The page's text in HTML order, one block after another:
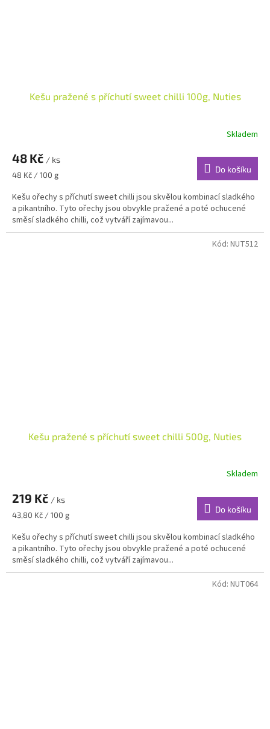
Kešu pražené s příchutí sweet chilli 100g, Nuties
Skladem
48 Kč / ks
Měrná
48 Kč / 100 g
Do košíku
Kešu ořechy s příchutí sweet chilli jsou skvělou kombinací sladkého
a pikantního. Tyto ořechy jsou obvykle pražené a poté ochucené
směsí sladkého chilli, což vytváří zajímavou...
Kešu pražené s příchutí sweet chilli 500g, Nuties
Skladem
219 Kč / ks
Měrná
43,80 Kč / 100 g
Do košíku
Kešu ořechy s příchutí sweet chilli jsou skvělou kombinací sladkého
a pikantního. Tyto ořechy jsou obvykle pražené a poté ochucené
směsí sladkého chilli, což vytváří zajímavou...
Kód: NUT512
Kód: NUT064